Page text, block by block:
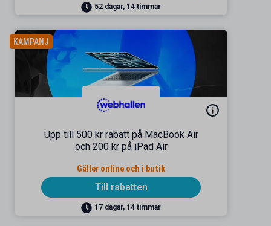
52 dagar, 14 timmar
KAMPANJ
Upp till 500 kr rabatt på MacBook Air
och 200 kr på iPad Air
Gäller online och i butik
Till rabatten
17 dagar, 14 timmar